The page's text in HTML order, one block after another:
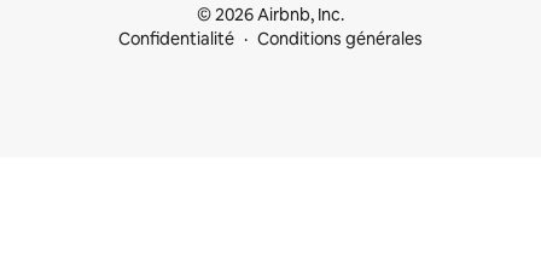
© 2026 Airbnb, Inc.
Confidentialité
Conditions générales